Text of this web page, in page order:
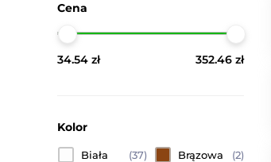
Cena
34.54 zł 352.46 zł
Kolor
Biała (37) Brązowa
(2)